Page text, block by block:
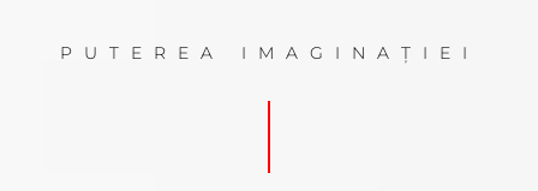
PUTEREA IMAGINAȚIEI